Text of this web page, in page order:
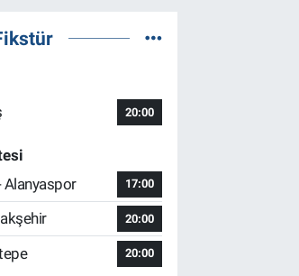
20:00
Alanyaspor
17:00
20:00
20:00